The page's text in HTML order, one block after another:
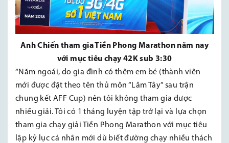
Anh Chiến tham gia Tiền Phong Marathon năm nay
với mục tiêu chạy 42K sub 3:30
“Năm ngoái, do gia đình có thêm em bé (thành viên
mới được đặt theo tên thủ môn “Lâm Tây” sau trận
chung kết AFF Cup) nên tôi không tham gia được
nhiều giải. Tôi có 1 tháng luyện tập trở lại và lựa chọn
tham gia chạy giải Tiền Phong Marathon với mục tiêu
lập kỷ lục cá nhân mới dù biết đường chạy nhiều thách